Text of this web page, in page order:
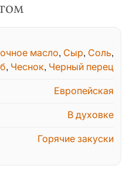
масло, Сыр, Соль,
, Чеснок, Черный перец
Европейская
В духовке
Горячие закуски